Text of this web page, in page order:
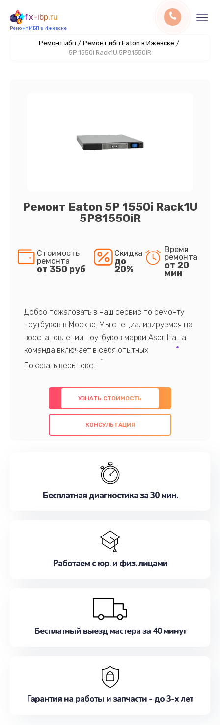
fix-ibp.ru
Ремонт ИБП в Ижевске
Ремонт ибп / Ремонт ибп Eaton в Ижевске /
5P 1550i Rack1U 5P81550iR
Ремонт Eaton 5P 1550i Rack1U
5P81550iR
Стоимость
ремонта
от 350 руб
Скидка
до
20%
Время
ремонта
от 20
мин
Добро пожаловать в наш сервис по ремонту
ноутбуков в Москве. Мы специализируемся на
восстановлении ноутбуков марки Aser. Наша
команда включает в себя опытных
профессионалов с обширными знаниями и
предлагаем быстрый и качественный ремонт с
использованием оригинальных компонентов, а
также гарантируем качество всех
проведенных работ. Наша цель - предоставить
наилучшим образом. Не медлите записаться на
УЗНАТЬ СТОИМОСТЬ
КОНСУЛЬТАЦИЯ
Бесплатная диагностика за 30 мин.
Работаем с юр. и физ. лицами
Бесплатный выезд мастера за 40 минут
Гарантия на работы и запчасти - до 3-х лет